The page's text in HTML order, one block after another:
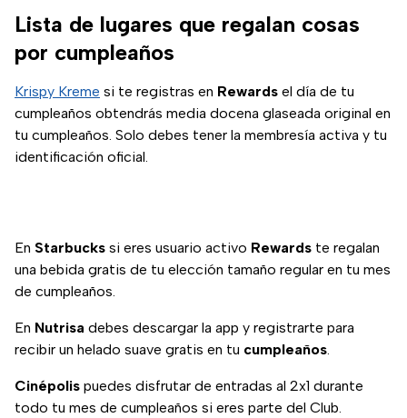
Lista de lugares que regalan cosas
por cumpleaños
Krispy Kreme si te registras en Rewards el día de tu
cumpleaños obtendrás media docena glaseada original en
tu cumpleaños. Solo debes tener la membresía activa y tu
identificación oficial.
En Starbucks si eres usuario activo Rewards te regalan
una bebida gratis de tu elección tamaño regular en tu mes
de cumpleaños.
En Nutrisa debes descargar la app y registrarte para
recibir un helado suave gratis en tu cumpleaños.
Cinépolis puedes disfrutar de entradas al 2x1 durante
todo tu mes de cumpleaños si eres parte del Club.